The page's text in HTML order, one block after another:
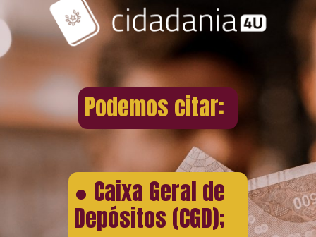
Podemos citar:
● Caixa Geral de
Depósitos (CGD);